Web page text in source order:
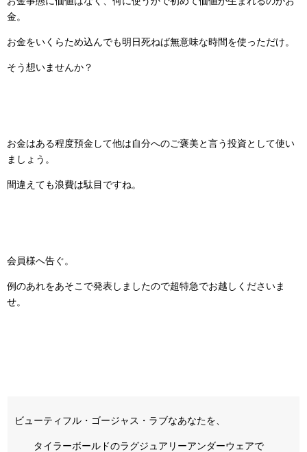
金。
お金をいくらため込んでも明日死ねば無意味な時間を使っただけ。
そう想いませんか？
お金はある程度預金して他は自分へのご褒美と言う投資として使い
ましょう。
間違えても浪費は駄目ですね。
会員様へ告ぐ。
例のあれをあそこで発表しましたので超特急でお越しくださいま
せ。
ビューティフル・ゴージャス・ラブなあなたを、
タイラーボールドのラグジュアリーアンダーウェアで